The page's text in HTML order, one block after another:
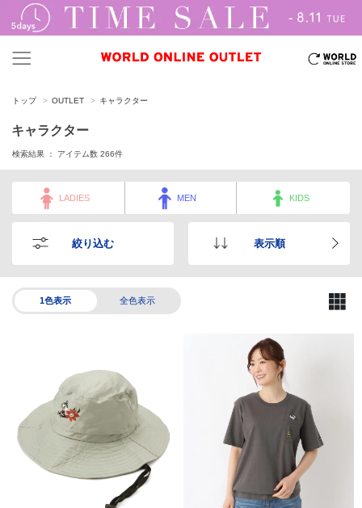
トップ OUTLET キャラクター
キャラクター
検索結果 ： アイテム数 266件
LADIES MEN KIDS
絞り込む 表示順
1色表示 全色表示